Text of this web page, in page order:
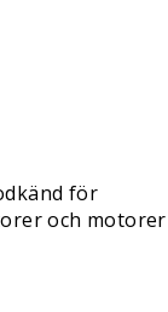
för
och